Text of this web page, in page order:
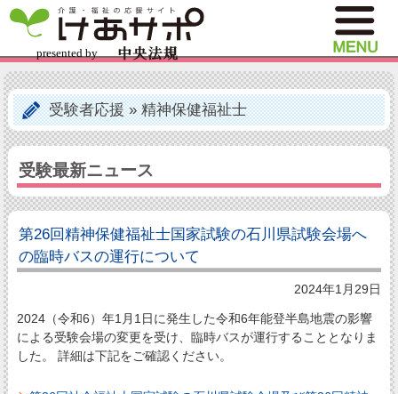
受験者応援»精神保健福祉士
受験最新ニュース
第26回精神保健福祉士国家試験の石川県試験会場へ
の臨時バスの運行について
2024年1月29日
2024（令和6）年1月1日に発生した令和6年能登半島地震の影響
による受験会場の変更を受け、臨時バスが運行することとなりま
した。 詳細は下記をご確認ください。